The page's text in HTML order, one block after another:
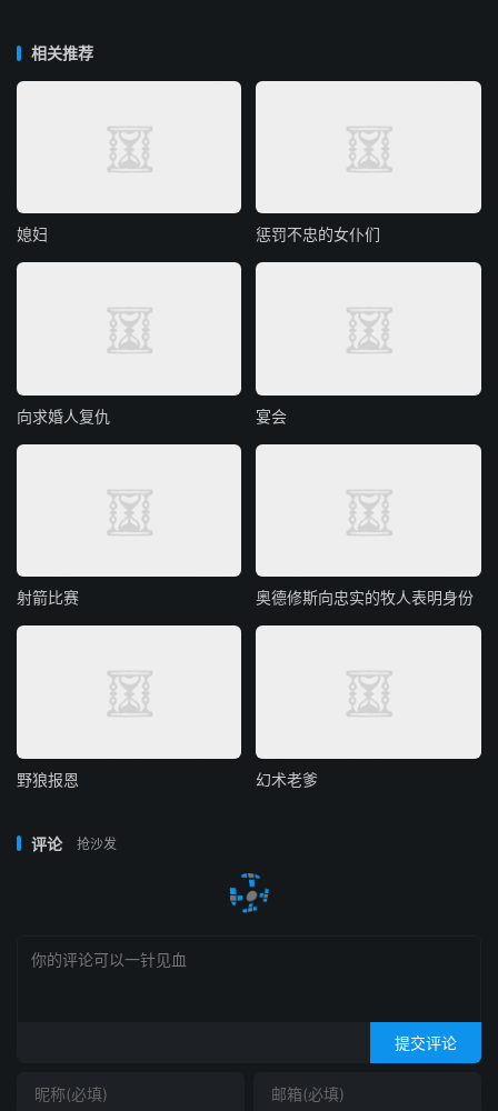
相关推荐
媳妇 惩罚不忠的女仆们
向求婚人复仇 宴会
射箭比赛 奥德修斯向忠实的牧人表明身份
野狼报恩 幻术老爹
评论 抢沙发
提交评论